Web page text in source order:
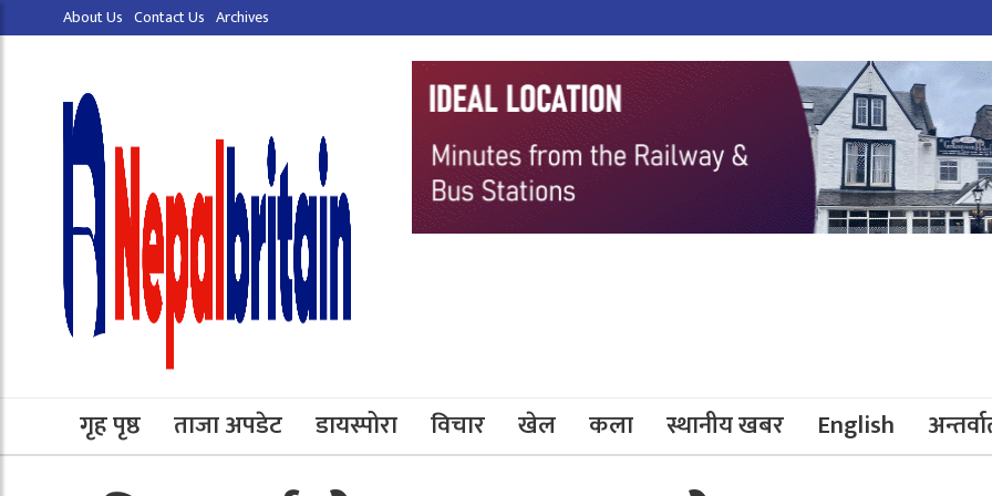
About Us Contact Us Archives
गृह पृष्ठ ताजा अपडेट डायस्पोरा विचार खेल कला स्थानीय खबर English